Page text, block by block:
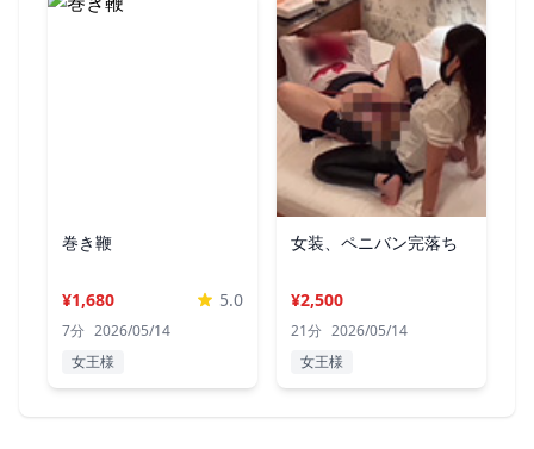
巻き鞭
¥1,680 5.0
7分 2026/05/14
女王様
女装、ペニバン完落ち
¥2,500
21分 2026/05/14
女王様